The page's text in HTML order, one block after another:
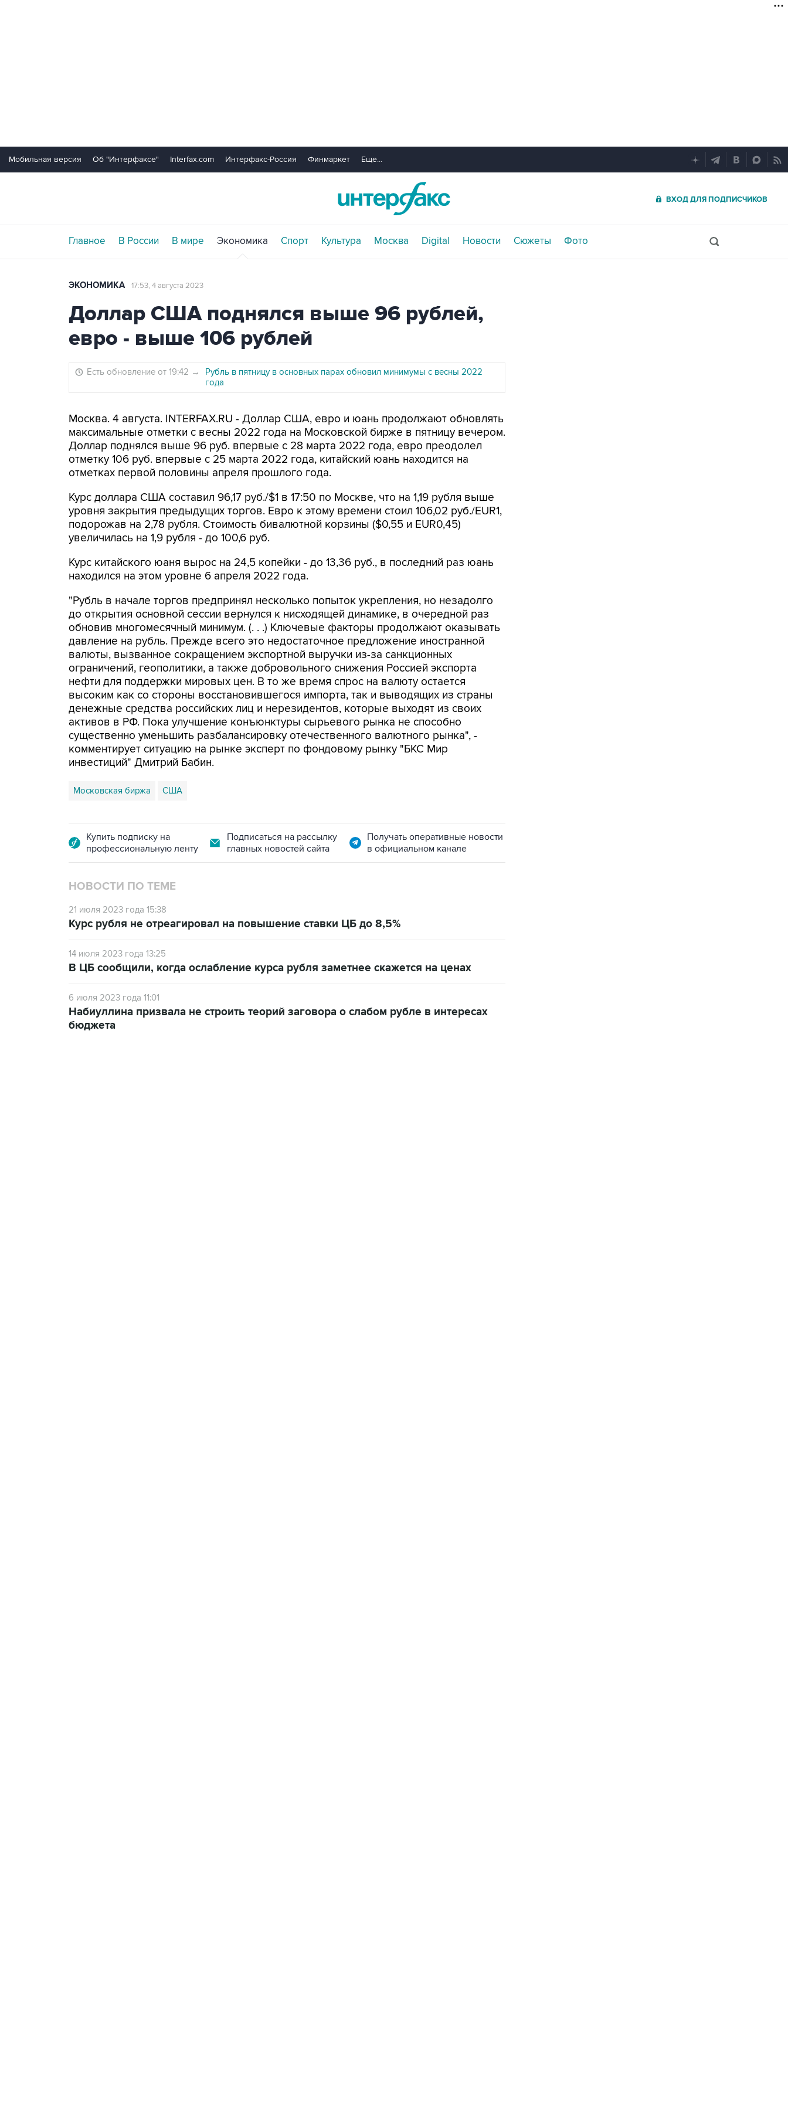
Мобильная версия Об "Интерфаксе" Interfax.com Интерфакс-Россия Финмаркет Еще...
ВХОД ДЛЯ ПОДПИСЧИКОВ
Главное В России В мире Экономика Спорт Культура Москва Digital Новости Сюжеты Фото
ЭКОНОМИКА 17:53, 4 августа 2023
Доллар США поднялся выше 96 рублей,
евро - выше 106 рублей
Есть обновление от 19:42 →
Рубль в пятницу в основных парах обновил минимумы с весны 2022
года
Москва. 4 августа. INTERFAX.RU - Доллар США, евро и юань продолжают обновлять
максимальные отметки с весны 2022 года на Московской бирже в пятницу вечером.
Доллар поднялся выше 96 руб. впервые с 28 марта 2022 года, евро преодолел
отметку 106 руб. впервые с 25 марта 2022 года, китайский юань находится на
отметках первой половины апреля прошлого года.
Курс доллара США составил 96,17 руб./$1 в 17:50 по Москве, что на 1,19 рубля выше
уровня закрытия предыдущих торгов. Евро к этому времени стоил 106,02 руб./EUR1,
подорожав на 2,78 рубля. Стоимость бивалютной корзины ($0,55 и EUR0,45)
увеличилась на 1,9 рубля - до 100,6 руб.
Курс китайского юаня вырос на 24,5 копейки - до 13,36 руб., в последний раз юань
находился на этом уровне 6 апреля 2022 года.
"Рубль в начале торгов предпринял несколько попыток укрепления, но незадолго
до открытия основной сессии вернулся к нисходящей динамике, в очередной раз
обновив многомесячный минимум. (. . .) Ключевые факторы продолжают оказывать
давление на рубль. Прежде всего это недостаточное предложение иностранной
валюты, вызванное сокращением экспортной выручки из-за санкционных
ограничений, геополитики, а также добровольного снижения Россией экспорта
нефти для поддержки мировых цен. В то же время спрос на валюту остается
высоким как со стороны восстановившегося импорта, так и выводящих из страны
денежные средства российских лиц и нерезидентов, которые выходят из своих
активов в РФ. Пока улучшение конъюнктуры сырьевого рынка не способно
существенно уменьшить разбалансировку отечественного валютного рынка", -
комментирует ситуацию на рынке эксперт по фондовому рынку "БКС Мир
инвестиций" Дмитрий Бабин.
Московская биржа США
Купить подписку на
профессиональную ленту
Подписаться на рассылку
главных новостей сайта
Получать оперативные новости
в официальном канале
НОВОСТИ ПО ТЕМЕ
21 июля 2023 года 15:38
Курс рубля не отреагировал на повышение ставки ЦБ до 8,5%
14 июля 2023 года 13:25
В ЦБ сообщили, когда ослабление курса рубля заметнее скажется на ценах
6 июля 2023 года 11:01
Набиуллина призвала не строить теорий заговора о слабом рубле в интересах
бюджета